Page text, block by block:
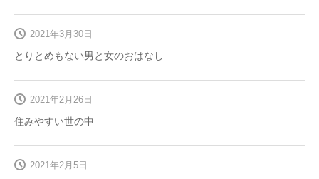
とりとめもない男と女のおはなし
2021年3月30日
住みやすい世の中
2021年2月26日
2021年2月5日